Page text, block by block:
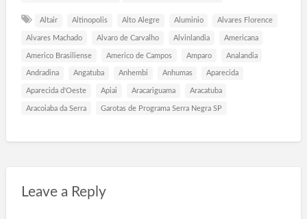
Altair Altinopolis Alto Alegre Aluminio Alvares Florence
Alvares Machado Alvaro de Carvalho Alvinlandia Americana
Americo Brasiliense Americo de Campos Amparo Analandia
Andradina Angatuba Anhembi Anhumas Aparecida
Aparecida d'Oeste Apiai Aracariguama Aracatuba
Aracoiaba da Serra Garotas de Programa Serra Negra SP
Leave a Reply